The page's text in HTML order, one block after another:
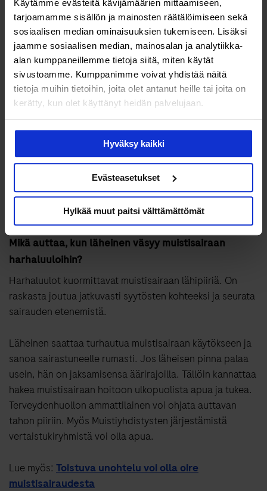
Käytämme evästeitä kävijämäärien mittaamiseen,
tarjoamamme sisällön ja mainosten räätälöimiseen sekä
sosiaalisen median ominaisuuksien tukemiseen. Lisäksi
jaamme sosiaalisen median, mainosalan ja analytiikka-
alan kumppaneillemme tietoja siitä, miten käytät
sivustoamme. Kumppanimme voivat yhdistää näitä
tietoja muihin tietoihin, joita olet antanut heille tai joita on
kerätty, kun olet käyttänyt heidän palvelujaan.
Hyväksy kaikki
Evästeasetukset
Hylkää muut paitsi välttämättömät
Harhaluulon taustalla voi olla jokin fyysinen vaiva tai
tunne, jota muistisairas ei pysty ilmaisemaan
ymmärrettävällä tavalla. Terveydenhuollon ammattilainen
auttaa taustasyyn selvittämisessä ja osaa ehdottaa
sopivaa hoitoa.
Harhaluuloja voidaan hoitaa lääkkeettömästi ja
lääkkeillä. Joskus jo olemassa olevat lääkkeet saattavat
pahentaa tilannetta, jolloin lääkehoidon tarkistaminen
voi olla tarpeellista. Lääkkeetön hoito tarkoittaa
mahdollisimman hyvää huolenpitoa muistisairaasta ja
hänen tarpeistaan sekä hyvää vuorovaikutusta läheisten
Mikä auttaa, kun läheinen väsyy muistisairaan
harhaluuloihin?
Harhaluulot kuormittavat muistisairaan lähipiiriä. On
raskasta joutua jatkuvasti syytösten kohteeksi ja seurata
sairauden etenemistä.
Läheinen saattaa turhautua muistisairaan käytökseen ja
sanoa sairastuneelle rumasti. Jos läheisen pinna palaa
usein, hän on jaksamisensa äärirajoilla. Tällöin kannattaa
hakea muistisairaan hoitoon ulkopuolista apua ja tukea.
Terveydenhuollon ammattilainen voi ohjata auttavan
tahon piiriin. Myös Muistiyhdistysten järjestämistä
vertaistukiryhmistä voi olla apua.
Lue myös: Toistuva unohtelu voi olla oire
muistisairaudesta